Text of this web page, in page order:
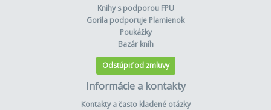
Knihy s podporou FPU
Gorila podporuje Plamienok
Poukážky
Bazár kníh
Odstúpiť od zmluvy
Informácie a kontakty
Kontakty a často kladené otázky